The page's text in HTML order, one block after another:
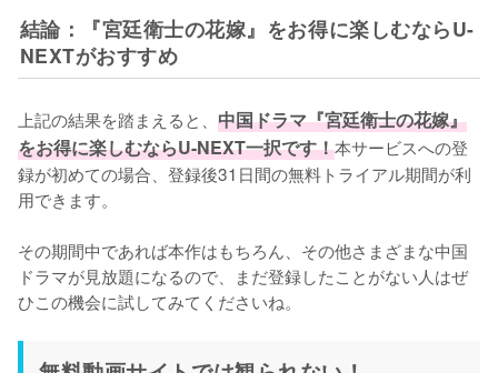
結論：『宮廷衛士の花嫁』をお得に楽しむならU-
NEXTがおすすめ
上記の結果を踏まえると、 中国ドラマ『宮廷衛士の花嫁』
をお得に楽しむならU-NEXT一択です！本サービスへの登
録が初めての場合、登録後31日間の無料トライアル期間が利
用できます。
その期間中であれば本作はもちろん、その他さまざまな中国
ドラマが見放題になるので、まだ登録したことがない人はぜ
ひこの機会に試してみてくださいね。